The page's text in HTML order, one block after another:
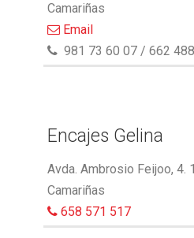
Camariñas
Email
981 73 60 07 / 662
Encajes Gelina
Avda. Ambrosio Feijoo, 4.
Camariñas
658 571 517